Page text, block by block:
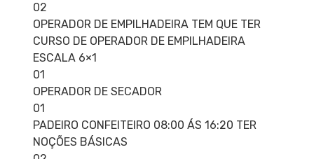
02
OPERADOR DE EMPILHADEIRA TEM QUE TER
CURSO DE OPERADOR DE EMPILHADEIRA
ESCALA 6×1
01
OPERADOR DE SECADOR
01
PADEIRO CONFEITEIRO 08:00 ÁS 16:20 TER
NOÇÕES BÁSICAS